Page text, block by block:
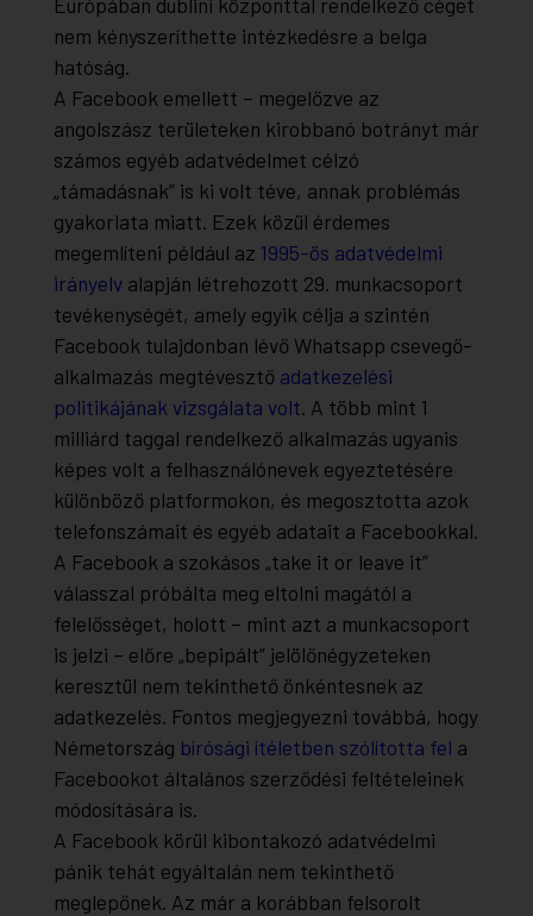
nem kényszeríthette intézkedésre a belga
hatóság.
A Facebook emellett – megelőzve az
angolszász területeken kirobbanó botrányt már
számos egyéb adatvédelmet célzó
„támadásnak” is ki volt téve, annak problémás
gyakorlata miatt. Ezek közül érdemes
megemlíteni például az 1995-ös adatvédelmi
irányelvalapján létrehozott 29. munkacsoport
tevékenységét, amely egyik célja a szintén
Facebook tulajdonban lévő Whatsapp csevegő-
alkalmazás megtévesztő adatkezelési
politikájának vizsgálata volt. A több mint 1
milliárd taggal rendelkező alkalmazás ugyanis
képes volt a felhasználónevek egyeztetésére
különböző platformokon, és megosztotta azok
telefonszámait és egyéb adatait a Facebookkal.
A Facebook a szokásos „take it or leave it”
válasszal próbálta meg eltolni magától a
felelősséget, holott – mint azt a munkacsoport
is jelzi – előre „bepipált” jelölőnégyzeteken
keresztül nem tekinthető önkéntesnek az
adatkezelés. Fontos megjegyezni továbbá, hogy
Németország bírósági ítéletben szólította fel a
Facebookot általános szerződési feltételeinek
módosítására is.
A Facebook körül kibontakozó adatvédelmi
pánik tehát egyáltalán nem tekinthető
meglepőnek. Az már a korábban felsorolt